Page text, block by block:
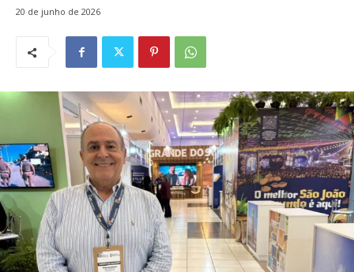
20 de junho de 2026